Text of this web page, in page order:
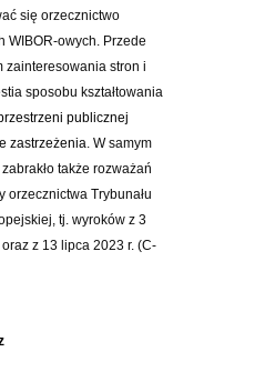
się orzecznictwo
WIBOR-owych. Przede
zainteresowania stron i
sposobu kształtowania
publicznej
zastrzeżenia. W samym
także rozważań
orzecznictwa Trybunału
tj. wyroków z 3
z 13 lipca 2023 r. (C-